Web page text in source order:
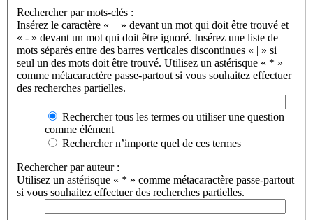
Rechercher par mots-clés :
Insérez le caractère « + » devant un mot qui doit être trouvé et
« - » devant un mot qui doit être ignoré. Insérez une liste de
mots séparés entre des barres verticales discontinues « | » si
seul un des mots doit être trouvé. Utilisez un astérisque « * »
comme métacaractère passe-partout si vous souhaitez effectuer
des recherches partielles.
Rechercher tous les termes ou utiliser une question
comme élément
Rechercher n’importe quel de ces termes
Rechercher par auteur :
Utilisez un astérisque « * » comme métacaractère passe-partout
si vous souhaitez effectuer des recherches partielles.